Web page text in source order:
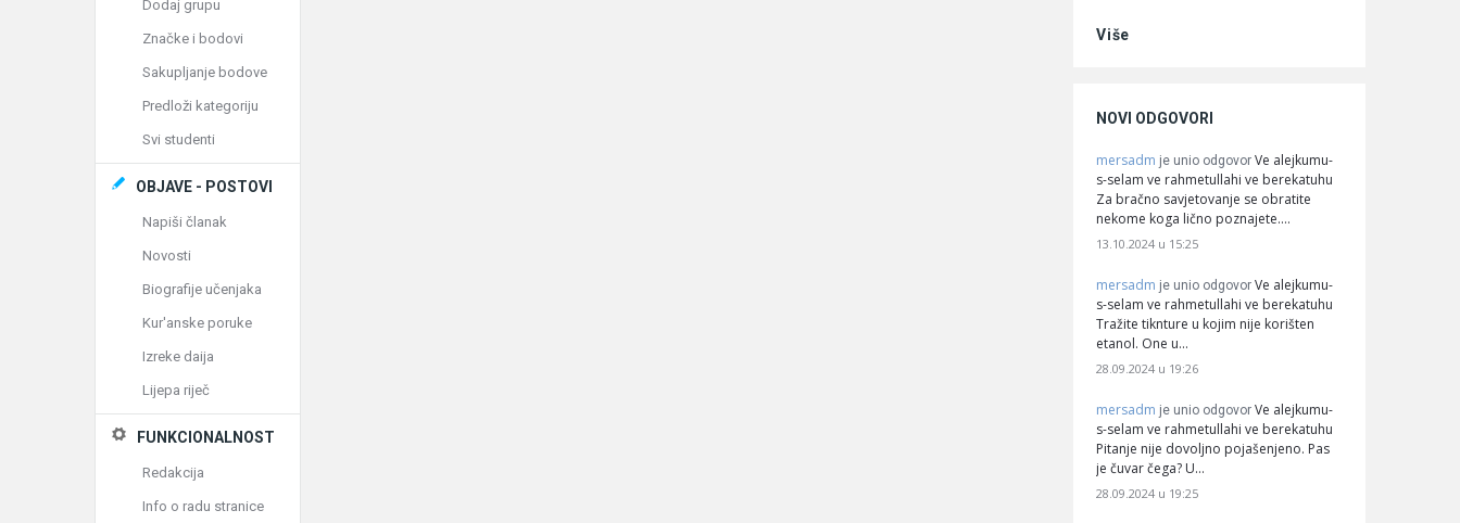
Više
NOVI ODGOVORI
mersadm je unio odgovor Ve alejkumu-
s-selam ve rahmetullahi ve berekatuhu
Za bračno savjetovanje se obratite
nekome koga lično poznajete.…
13.10.2024 u 15:25
mersadm je unio odgovor Ve alejkumu-
s-selam ve rahmetullahi ve berekatuhu
Tražite tiknture u kojim nije korišten
etanol. One u…
28.09.2024 u 19:26
mersadm je unio odgovor Ve alejkumu-
s-selam ve rahmetullahi ve berekatuhu
Pitanje nije dovoljno pojašenjeno. Pas
je čuvar čega? U…
28.09.2024 u 19:25
Dodaj grupu
Značke i bodovi
Sakupljanje bodove
Predloži kategoriju
Svi studenti
OBJAVE - POSTOVI
Napiši članak
Novosti
Biografije učenjaka
Kur'anske poruke
Izreke daija
Lijepa riječ
FUNKCIONALNOST
Redakcija
Info o radu stranice